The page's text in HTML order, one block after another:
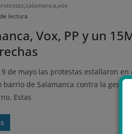
,salamanca,vox
lectura
Vox, PP y un
9 de mayo las protestas estallaron en
barrio de Salamanca contra la
Estas